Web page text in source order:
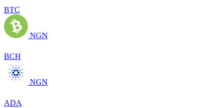
BTC
NGN
BCH
NGN
ADA